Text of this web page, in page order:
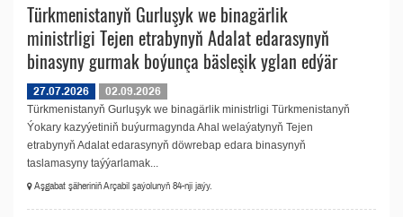
Türkmenistanyň Gurluşyk we binagärlik
ministrligi Tejen etrabynyň Adalat edarasynyň
binasyny gurmak boýunça bäsleşik yglan edýär
27.07.2026
02.09.2026
Türkmenistanyň Gurluşyk we binagärlik ministrligi Türkmenistanyň
Ýokary kazyýetiniň buýurmagynda Ahal welaýatynyň Tejen
etrabynyň Adalat edarasynyň döwrebap edara binasynyň
taslamasyny taýýarlamak...
Aşgabat şäheriniň Arçabil şaýolunyň 84-nji jaýy.